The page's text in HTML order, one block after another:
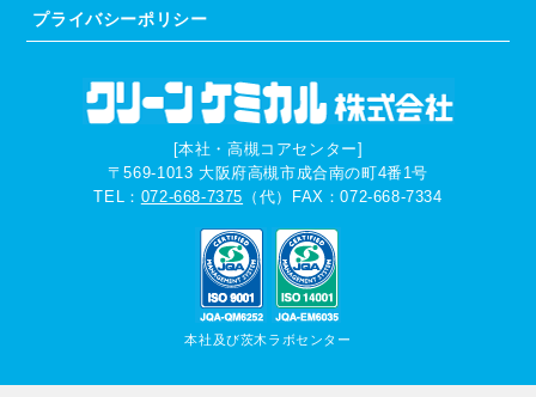
プライバシーポリシー
[本社・高槻コアセンター]
〒569-1013 大阪府高槻市成合南の町4番1号
TEL： 072-668-7375 （代） FAX：072-668-7334
本社及び茨木ラボセンター